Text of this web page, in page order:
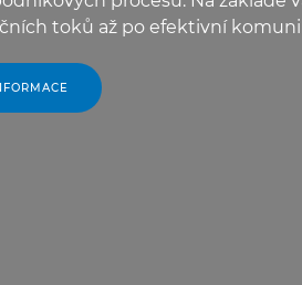
toků až po efektivní